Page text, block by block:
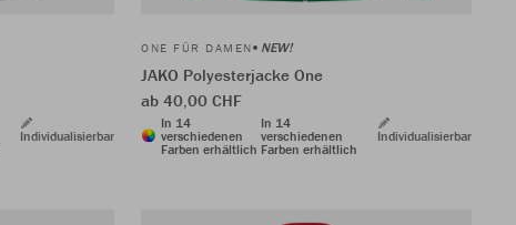
Individualisierbar
ONE FÜR DAMEN NEW!
JAKO Polyesterjacke One
ab 40,00 CHF
In 14
verschiedenen
Farben erhältlich
In 14
verschiedenen
Farben erhältlich
Individualisierbar